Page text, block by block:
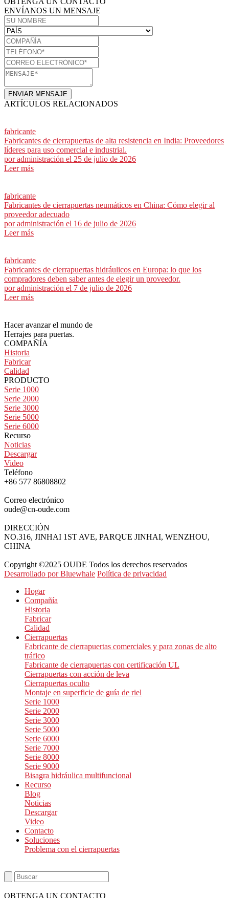
ENVÍANOS UN MENSAJE
ENVIAR MENSAJE
ARTÍCULOS RELACIONADOS
fabricante
Fabricantes de cierrapuertas de alta resistencia en India: Proveedores
líderes para uso comercial e industrial.
poradministración el 25 de julio de 2026
Leer más
fabricante
Fabricantes de cierrapuertas neumáticos en China: Cómo elegir al
proveedor adecuado
poradministración el 16 de julio de 2026
Leer más
fabricante
Fabricantes de cierrapuertas hidráulicos en Europa: lo que los
compradores deben saber antes de elegir un proveedor.
poradministración el 7 de julio de 2026
Leer más
Hacer avanzar el mundo de
Herrajes para puertas.
COMPAÑÍA
Historia
Fabricar
Calidad
PRODUCTO
Serie 1000
Serie 2000
Serie 3000
Serie 5000
Serie 6000
Recurso
Noticias
Descargar
Video
Teléfono
+86 577 86808802
Correo electrónico
oude@cn-oude.com
DIRECCIÓN
NO.316, JINHAI 1ST AVE, PARQUE JINHAI, WENZHOU,
CHINA
Copyright ©2025 OUDE Todos los derechos reservados
Desarrollado por Bluewhale Política de privacidad
Hogar
Compañía
Historia
Fabricar
Calidad
Cierrapuertas
Fabricante de cierrapuertas comerciales y para zonas de alto
tráfico
Fabricante de cierrapuertas con certificación UL
Cierrapuertas con acción de leva
Cierrapuertas oculto
Montaje en superficie de guía de riel
Serie 1000
Serie 2000
Serie 3000
Serie 5000
Serie 6000
Serie 7000
Serie 8000
Serie 9000
Bisagra hidráulica multifuncional
Recurso
Blog
Noticias
Descargar
Video
Contacto
Soluciones
Problema con el cierrapuertas
OBTENGA UN CONTACTO